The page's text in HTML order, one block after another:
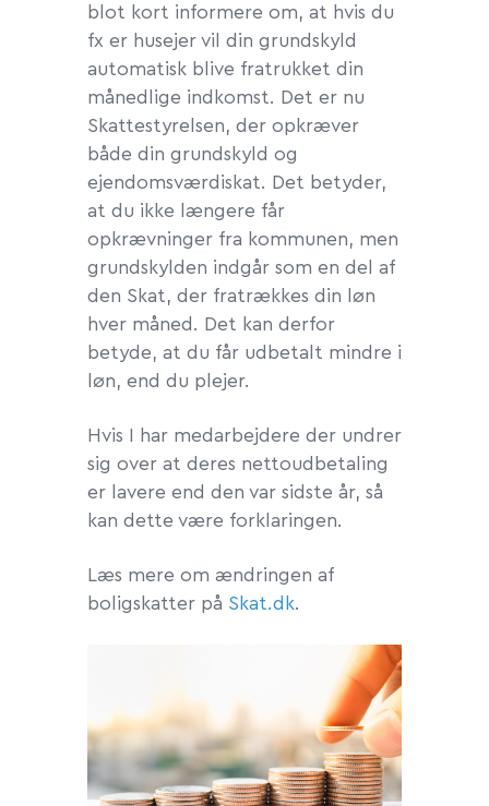
blot kort informere om, at hvis du
fx er husejer vil din grundskyld
automatisk blive fratrukket din
månedlige indkomst. Det er nu
Skattestyrelsen, der opkræver
både din grundskyld og
ejendomsværdiskat. Det betyder,
at du ikke længere får
opkrævninger fra kommunen, men
grundskylden indgår som en del af
den Skat, der fratrækkes din løn
hver måned. Det kan derfor
betyde, at du får udbetalt mindre i
løn, end du plejer.
Hvis I har medarbejdere der undrer
sig over at deres nettoudbetaling
er lavere end den var sidste år, så
kan dette være forklaringen.
Læs mere om ændringen af
boligskatter på Skat.dk.